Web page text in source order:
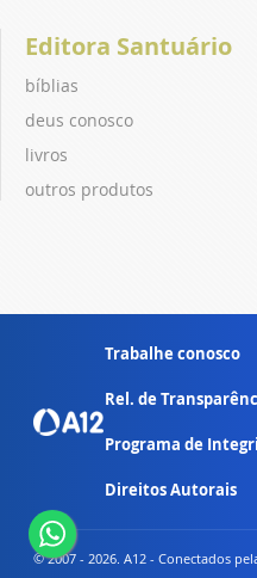
Editora Santuário
bíblias
deus conosco
livros
outros produtos
Trabalhe conosco
Rel. de
Programa de
Direitos Autorais
© 2007 - 2026. A12 - Conectados